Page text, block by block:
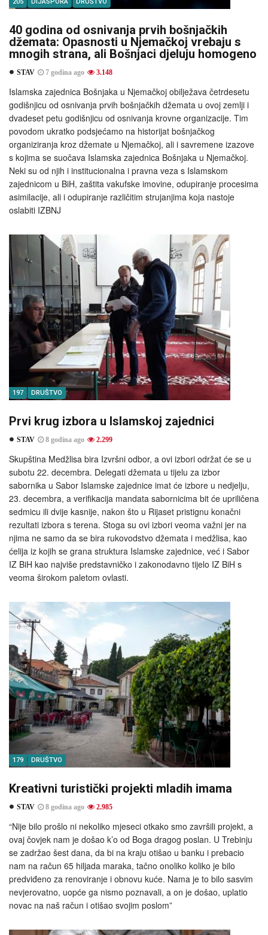
40 godina od osnivanja prvih bošnjačkih
džemata: Opasnosti u Njemačkoj vrebaju s
mnogih strana, ali Bošnjaci djeluju homogeno
STAV 7 godina ago 3.148
Islamska zajednica Bošnjaka u Njemačkoj obilježava četrdesetu
godišnjicu od osnivanja prvih bošnjačkih džemata u ovoj zemlji i
dvadeset petu godišnjicu od osnivanja krovne organizacije. Tim
povodom ukratko podsjećamo na historijat bošnjačkog
organiziranja kroz džemate u Njemačkoj, ali i savremene izazove
s kojima se suočava Islamska zajednica Bošnjaka u Njemačkoj.
Neki su od njih i institucionalna i pravna veza s Islamskom
zajednicom u BiH, zaštita vakufske imovine, odupiranje procesima
asimilacije, ali i odupiranje različitim strujanjima koja nastoje
oslabiti IZBNJ
197 DRUŠTVO
Prvi krug izbora u Islamskoj zajednici
STAV 8 godina ago 2.299
Skupština Medžlisa bira Izvršni odbor, a ovi izbori održat će se u
subotu 22. decembra. Delegati džemata u tijelu za izbor
sabornika u Sabor Islamske zajednice imat će izbore u nedjelju,
23. decembra, a verifikacija mandata sabornicima bit će upriličena
sedmicu ili dvije kasnije, nakon što u Rijaset pristignu konačni
rezultati izbora s terena. Stoga su ovi izbori veoma važni jer na
njima ne samo da se bira rukovodstvo džemata i medžlisa, kao
ćelija iz kojih se grana struktura Islamske zajednice, već i Sabor
IZ BiH kao najviše predstavničko i zakonodavno tijelo IZ BiH s
veoma širokom paletom ovlasti.
179 DRUŠTVO
Kreativni turistički projekti mladih imama
STAV 8 godina ago 2.985
“Nije bilo prošlo ni nekoliko mjeseci otkako smo završili projekt, a
ovaj čovjek nam je došao k’o od Boga dragog poslan. U Trebinju
se zadržao šest dana, da bi na kraju otišao u banku i prebacio
nam na račun 65 hiljada maraka, tačno onoliko koliko je bilo
predviđeno za renoviranje i obnovu kuće. Nama je to bilo sasvim
nevjerovatno, uopće ga nismo poznavali, a on je došao, uplatio
novac na naš račun i otišao svojim poslom”